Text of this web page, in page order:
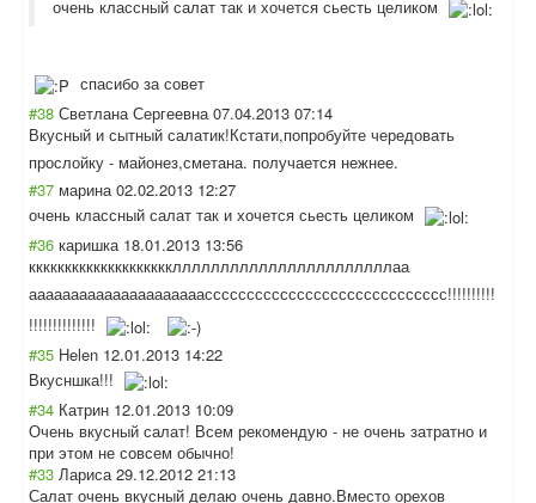
очень классный салат так и хочется сьесть целиком
спасибо за совет
#38 Светлана Сергеевна 07.04.2013 07:14
Вкусный и сытный салатик!Кстати,попробуйте чередовать
прослойку - майонез,сметана. получается нежнее.
#37 марина 02.02.2013 12:27
очень классный салат так и хочется сьесть целиком
#36 каришка 18.01.2013 13:56
кккккккккккккккккккклллллллллллллллллллллллаа
ааааааааааааааааааааассссссссссссссссссссссссссссс!!!!!!!!!!
!!!!!!!!!!!!!!
#35 Helen 12.01.2013 14:22
Вкусншка!!!
#34 Катрин 12.01.2013 10:09
Очень вкусный салат! Всем рекомендую - не очень затратно и
при этом не совсем обычно!
#33 Лариса 29.12.2012 21:13
Салат очень вкусный делаю очень давно.Вместо орехов